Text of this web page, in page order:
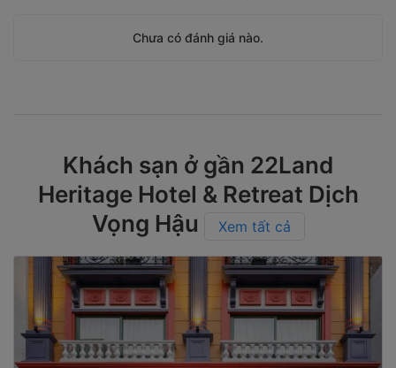
Chưa có đánh giá nào.
Khách sạn ở gần 22Land
Heritage Hotel & Retreat Dịch
Vọng Hậu
Xem tất cả